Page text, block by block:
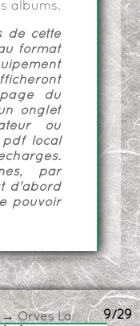
albums.
de cette
format
du
onglet
ou
local
par
d'abord
pouvoir
9/29
Orves La